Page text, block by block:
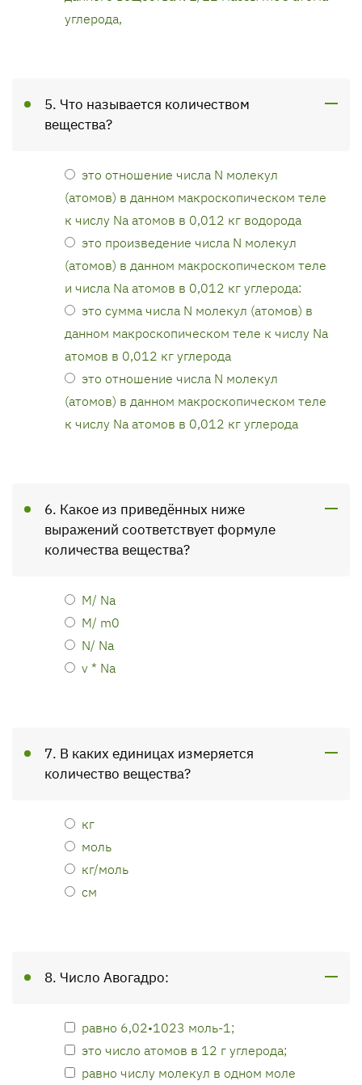
углерода,
5. Что называется количеством
вещества?
это отношение числа N молекул
(атомов) в данном макроскопическом теле
к числу Nа атомов в 0,012 кг водорода
это произведение числа N молекул
(атомов) в данном макроскопическом теле
и числа Nа атомов в 0,012 кг углерода:
это сумма числа N молекул (атомов) в
данном макроскопическом теле к числу Nа
атомов в 0,012 кг углерода
это отношение числа N молекул
(атомов) в данном макроскопическом теле
к числу Nа атомов в 0,012 кг углерода
6. Какое из приведённых ниже
выражений соответствует формуле
количества вещества?
M/ Na
M/ m0
N/ Na
v * Na
7. В каких единицах измеряется
количество вещества?
кг
моль
кг/моль
см
8. Число Авогадро:
равно 6,02•1023 моль-1;
это число атомов в 12 г углерода;
равно числу молекул в одном моле